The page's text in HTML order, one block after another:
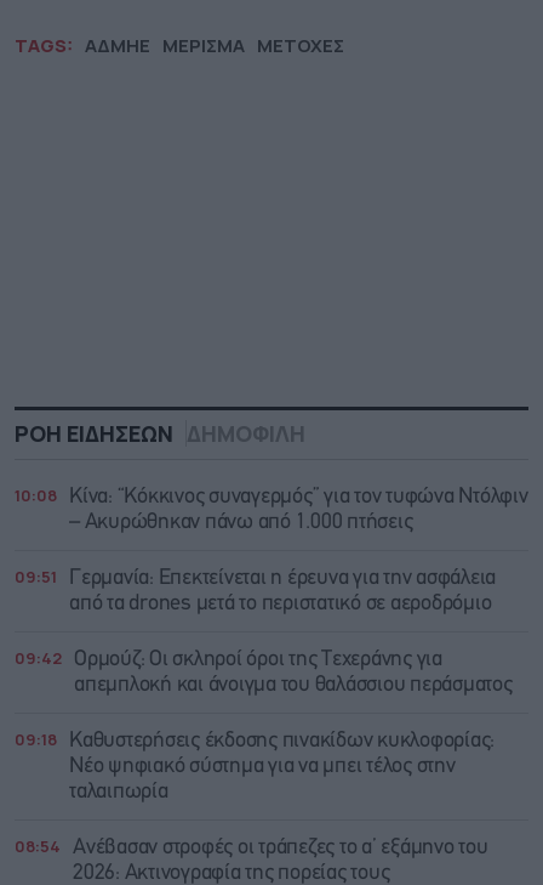
TAGS: ΑΔΜΗΕ ΜΕΡΙΣΜΑ ΜΕΤΟΧΕΣ
ΡΟΗ ΕΙΔΗΣΕΩΝ ΔΗΜΟΦΙΛΗ
10:08
Κίνα: “Κόκκινος συναγερμός” για τον τυφώνα Ντόλφιν
– Ακυρώθηκαν πάνω από 1.000 πτήσεις
09:51
Γερμανία: Επεκτείνεται η έρευνα για την ασφάλεια
από τα drones μετά το περιστατικό σε αεροδρόμιο
09:42
Ορμούζ: Οι σκληροί όροι της Τεχεράνης για
απεμπλοκή και άνοιγμα του θαλάσσιου περάσματος
09:18
Καθυστερήσεις έκδοσης πινακίδων κυκλοφορίας:
Νέο ψηφιακό σύστημα για να μπει τέλος στην
ταλαιπωρία
08:54
Ανέβασαν στροφές οι τράπεζες το α’ εξάμηνο του
2026: Ακτινογραφία της πορείας τους